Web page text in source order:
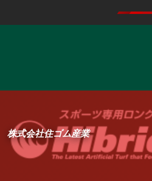
株式会社住ゴム産業